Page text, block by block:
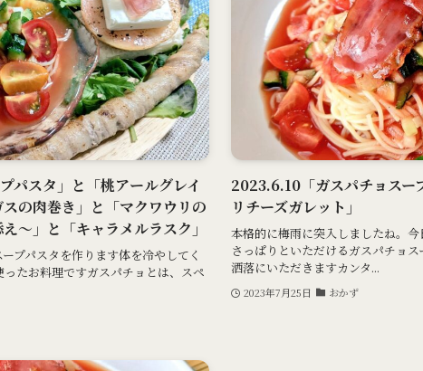
パスタ」と「桃アールグレイ
の肉巻き」と「マクワウリの
～」と「キャラメルラスク」
プパスタを作ります体を冷やしてく
たお料理ですガスパチョとは、スペ
2023.6.10「ガスパチョスー
リチーズガレット」
本格的に梅雨に突入しましたね。
さっぱりといただけるガスパチョ
洒落にいただきますカンタ...
2023年7月25日 おかず